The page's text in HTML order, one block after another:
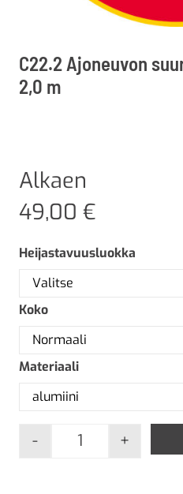
C22.2 Ajoneuvon
2,0 m
Alkaen
49,00 €
Heijastavuusluokka
Koko
Materiaali
C22.2
- +